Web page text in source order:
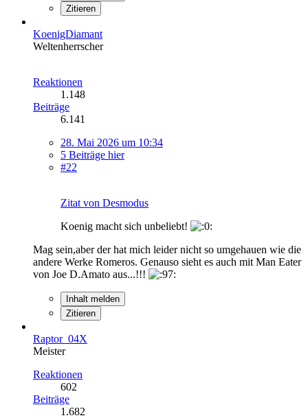
Zitieren
KoenigDiamant
Weltenherrscher
Reaktionen
1.148
Beiträge
6.141
28. Mai 2026 um 10:34
5 Beiträge hier
#22
Zitat von Desmodus
Koenig macht sich unbeliebt!
Mag sein,aber der hat mich leider nicht so umgehauen wie die
andere Werke Romeros. Genauso sieht es auch mit Man Eater
von Joe D.Amato aus...!!!
Inhalt melden
Zitieren
Raptor_04X
Meister
Reaktionen
602
Beiträge
1.682